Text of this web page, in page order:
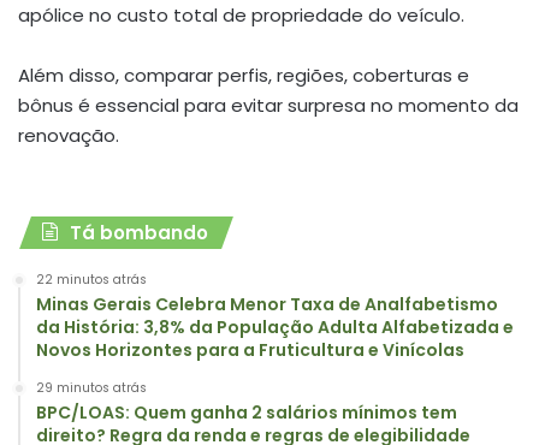
apólice no custo total de propriedade do veículo.
Além disso, comparar perfis, regiões, coberturas e
bônus é essencial para evitar surpresa no momento da
renovação.
Tá bombando
22 minutos atrás
Minas Gerais Celebra Menor Taxa de Analfabetismo
da História: 3,8% da População Adulta Alfabetizada e
Novos Horizontes para a Fruticultura e Vinícolas
29 minutos atrás
BPC/LOAS: Quem ganha 2 salários mínimos tem
direito? Regra da renda e regras de elegibilidade